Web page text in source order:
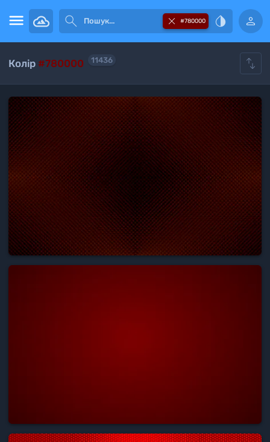
  
 #780000 
Колір #780000 11436 